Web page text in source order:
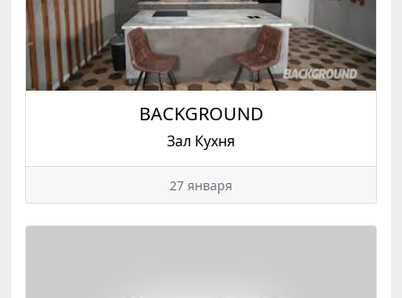
BACKGROUND
Зал Кухня
27 января